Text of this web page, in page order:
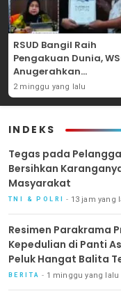
RSUD Bangil Raih
Pengakuan Dunia,
Anugerahkan
Penghargaan
Internasional untuk
2 minggu yang lalu
INDEKS
‎Tegas pada
Bersihkan
Masyarakat
TNI & POLRI 13 jam yang
Resimen Parakrama
Kepedulian di Panti
Peluk Hangat Balita
Dengan Hati”
BERITA 1 minggu yang lalu